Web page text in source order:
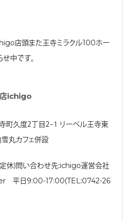
店頭また王寺ミラクル100ホー
中です。
店ichigo
町久度２丁目２−１ リーベル王寺東
丸カフェ併設
定休）問い合わせ先：ichigo運営会社
平日9:00-17:00（TEL：0742-26